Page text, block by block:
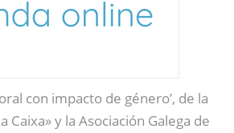
con impacto de género’, de la
Caixa» y la Asociación Galega de